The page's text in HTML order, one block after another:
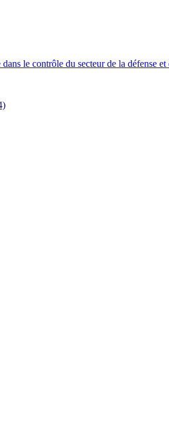
le contrôle du secteur de la défense et